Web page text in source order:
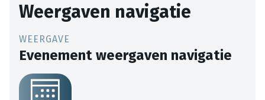
Weergaven navigatie
Evenement weergaven navigatie